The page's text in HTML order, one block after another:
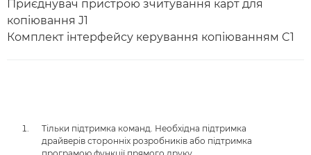
Приєднувач пристрою зчитування карт для
копіювання J1
Комплект інтерфейсу керування копіюванням C1
Тільки підтримка команд. Необхідна підтримка
драйверів сторонніх розробників або підтримка